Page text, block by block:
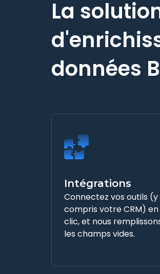
La
données
Intégrations
Connectez vos outils (y
compris votre CRM) en
clic, et nous
les champs vides.